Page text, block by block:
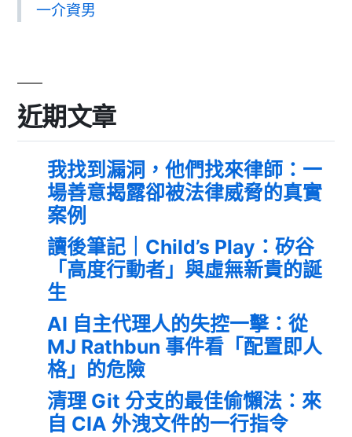
一介資男
近期文章
我找到漏洞，他們找來律師：一
場善意揭露卻被法律威脅的真實
案例
讀後筆記｜Child’s Play：矽谷
「高度行動者」與虛無新貴的誕
生
AI 自主代理人的失控一擊：從
MJ Rathbun 事件看「配置即人
格」的危險
清理 Git 分支的最佳偷懶法：來
自 CIA 外洩文件的一行指令